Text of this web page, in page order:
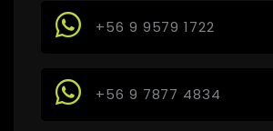
+56 9 9579 1722
+56 9 7877 4834